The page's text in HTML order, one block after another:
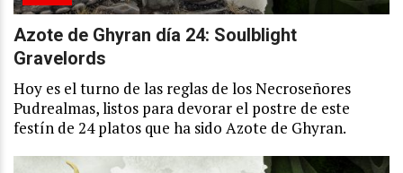
Azote de Ghyran día 24: Soulblight
Gravelords
Hoy es el turno de las reglas de los Necroseñores
Pudrealmas, listos para devorar el postre de este
festín de 24 platos que ha sido Azote de Ghyran.